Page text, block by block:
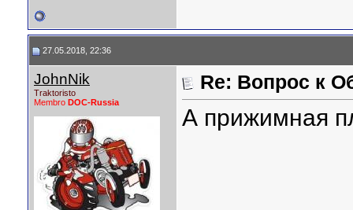
27.05.2018, 22:36
JohnNik
Traktoristo
Membro DOC-Russia
Re: Вопрос к
А прижимная